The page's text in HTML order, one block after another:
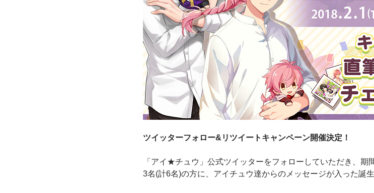
ツイッターフォロー&リツイートキャンペーン開催決定！
「アイ★チュウ」公式ツイッターをフォローしていただき、
3名(計6名)の方に、アイチュウ達からのメッセージが入った誕